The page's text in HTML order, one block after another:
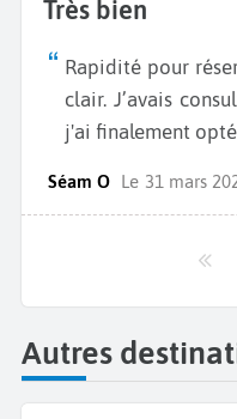
Très bien
Rapidité pour
clair. J’avais
j'ai finalement
Séam O Le 31 mars
Autres